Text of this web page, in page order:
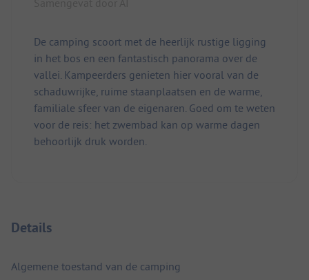
De camping scoort met de heerlijk rustige ligging
in het bos en een fantastisch panorama over de
vallei. Kampeerders genieten hier vooral van de
schaduwrijke, ruime staanplaatsen en de warme,
familiale sfeer van de eigenaren. Goed om te weten
voor de reis: het zwembad kan op warme dagen
behoorlijk druk worden.
Details
Algemene toestand van de camping